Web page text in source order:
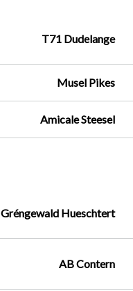
T71 Dudelange
Musel Pikes
Amicale Steesel
Gréngewald Hueschtert
AB Contern